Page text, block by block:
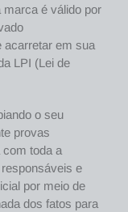
é válido por
acarretar em sua
LPI (Lei de
o seu
provas
com toda a
e
por meio de
dos fatos para